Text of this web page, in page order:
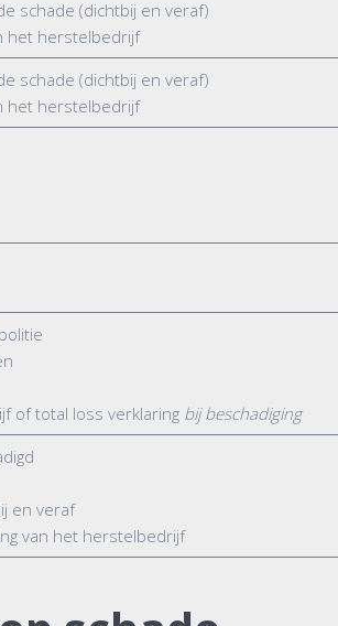
schade (dichtbij en veraf)
het herstelbedrijf
schade (dichtbij en veraf)
het herstelbedrijf
of total loss verklaring bij beschadiging
en veraf
van het herstelbedrijf